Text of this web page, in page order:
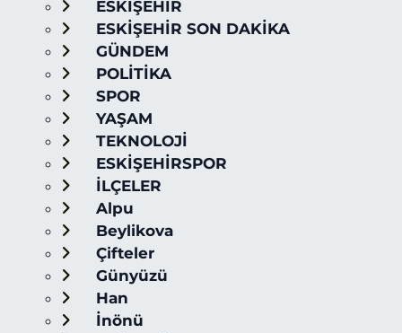
ESKİŞEHİR
ESKİŞEHİR SON DAKİKA
GÜNDEM
POLİTİKA
SPOR
YAŞAM
TEKNOLOJİ
ESKİŞEHİRSPOR
İLÇELER
Alpu
Beylikova
Çifteler
Günyüzü
Han
İnönü